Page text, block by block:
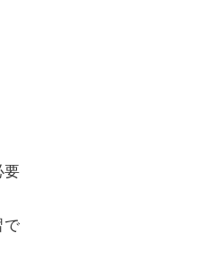
要
で